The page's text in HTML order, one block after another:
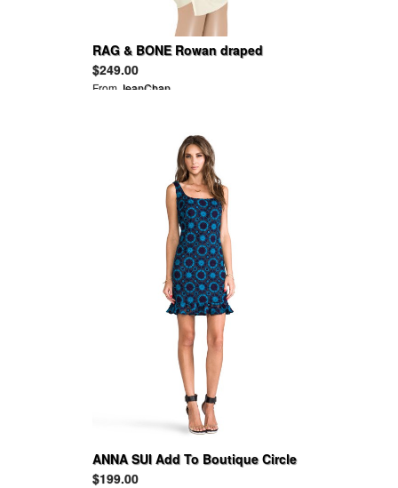
RAG & BONE Rowan draped
leather-trimmed crepe dress
$249.00
From JeanChan
ANNA SUI Add To Boutique Circle
Embroidered Tank Dress
$199.00